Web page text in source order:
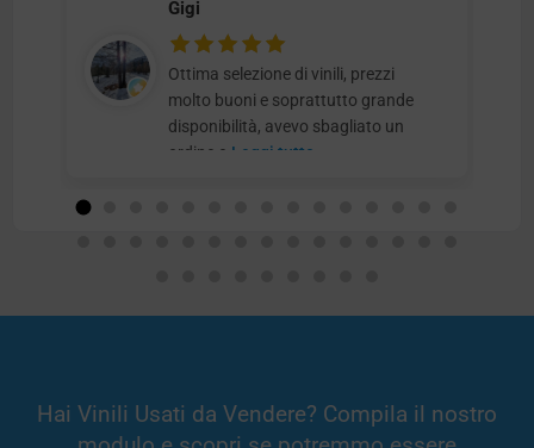
Gigi
Ottima selezione di vinili, prezzi
molto buoni e soprattutto grande
disponibilità, avevo sbagliato un
ordine e Leggi tutto
Hai Vinili Usati da Vendere? Compila il nostro